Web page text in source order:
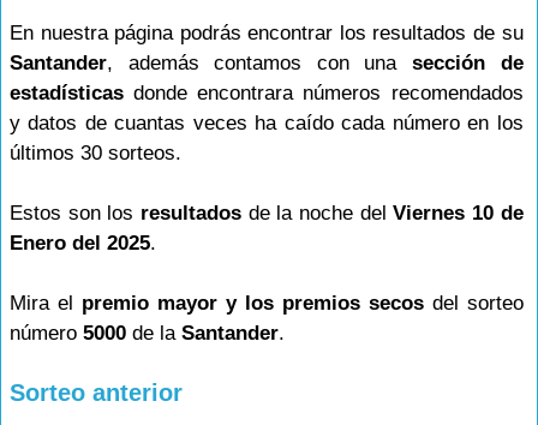
En nuestra página podrás encontrar los resultados de su
Santander, además contamos con una sección de
estadísticas donde encontrara números recomendados
y datos de cuantas veces ha caído cada número en los
últimos 30 sorteos.
Estos son los resultadosde la noche delViernes 10 de
Enero del 2025.
Mira el premio mayor y los premios secosdel sorteo
número 5000 de la Santander.
Sorteo anterior